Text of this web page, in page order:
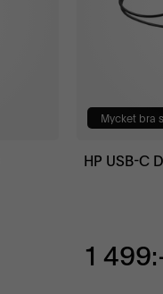
Mycket bra
HP USB-C
1